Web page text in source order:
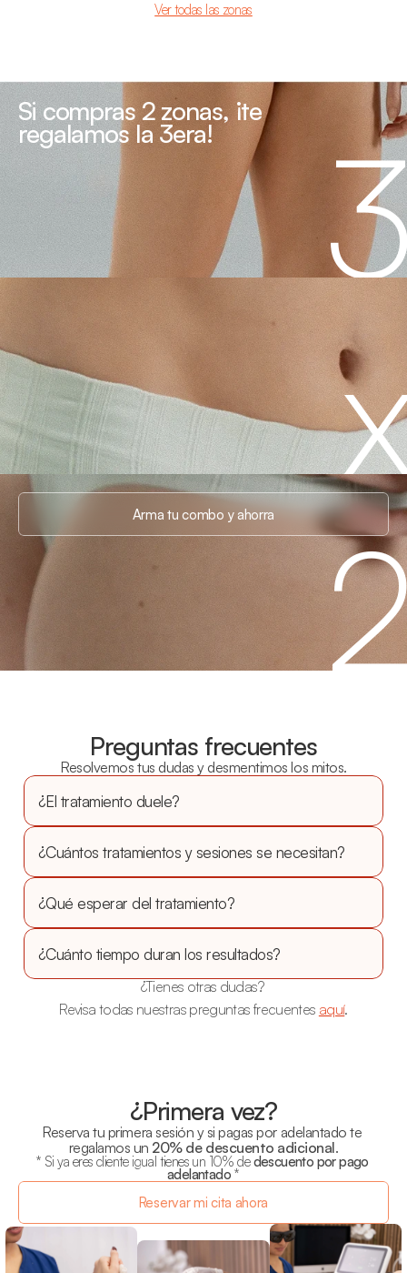
Ver todas las zonas
Si compras 2 zonas, ¡te
regalamos la 3era!
Arma tu combo y ahorra
Preguntas frecuentes
Resolvemos tus dudas y desmentimos los mitos.
¿El tratamiento duele?
¿Cuántos tratamientos y sesiones se necesitan?
¿Qué esperar del tratamiento?
¿Cuánto tiempo duran los resultados?
¿Tienes otras dudas?
Revisa todas nuestras preguntas frecuentes aquí.
¿Primera vez?
Reserva tu primera sesión y si pagas por adelantado te
regalamos un 20% de descuento adicional.
* Si ya eres cliente igual tienes un 10% de descuento por pago
adelantado *
Reservar mi cita ahora